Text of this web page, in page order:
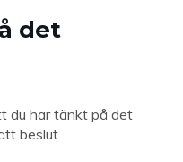
det
du har tänkt på det
beslut.